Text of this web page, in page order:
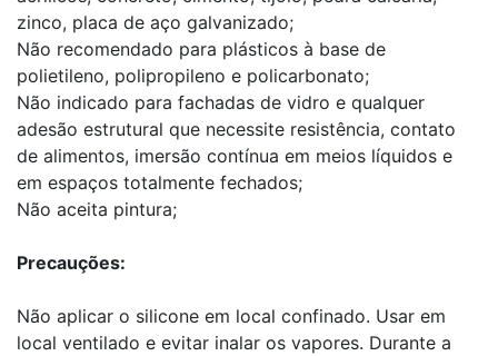
zinco, placa de aço galvanizado;
Não recomendado para plásticos à base de
polietileno, polipropileno e policarbonato;
Não indicado para fachadas de vidro e qualquer
adesão estrutural que necessite resistência, contato
de alimentos, imersão contínua em meios líquidos e
em espaços totalmente fechados;
Não aceita pintura;
Precauções:
Não aplicar o silicone em local confinado. Usar em
local ventilado e evitar inalar os vapores. Durante a